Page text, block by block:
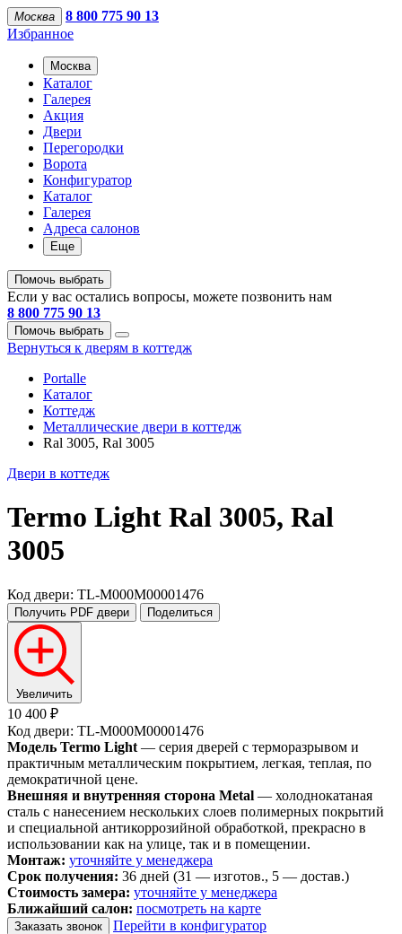
Москва
8 800 775 90 13
Избранное
Москва
Каталог
Галерея
Акция
Двери
Перегородки
Ворота
Конфигуратор
Каталог
Галерея
Адреса салонов
Еще
Помочь выбрать
Если у вас остались вопросы, можете позвонить нам
8 800 775 90 13
Помочь выбрать
Вернуться к дверям в коттедж
Portalle
Каталог
Коттедж
Металлические двери в коттедж
Ral 3005, Ral 3005
Двери в коттедж
Termo Light Ral 3005, Ral
3005
Код двери: TL-M000M00001476
Получить PDF двери Поделиться
Увеличить
10 400 ₽
Код двери: TL-M000M00001476
Модель Termo Light — серия дверей с терморазрывом и
практичным металлическим покрытием, легкая, теплая, по
демократичной цене.
Внешняя и внутренняя сторона Metal — холоднокатаная
сталь с нанесением нескольких слоев полимерных покрытий
и специальной антикоррозийной обработкой, прекрасно в
использовании как на улице, так и в помещении.
Монтаж: уточняйте у менеджера
Срок получения: 36 дней (31 — изготов., 5 — достав.)
Стоимость замера: уточняйте у менеджера
Ближайший салон: посмотреть на карте
Заказать звонок
Перейти в конфигуратор